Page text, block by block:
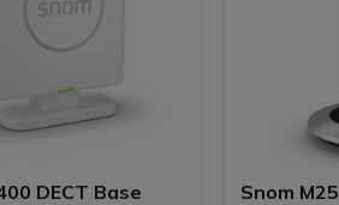
DECT Base Snom M25